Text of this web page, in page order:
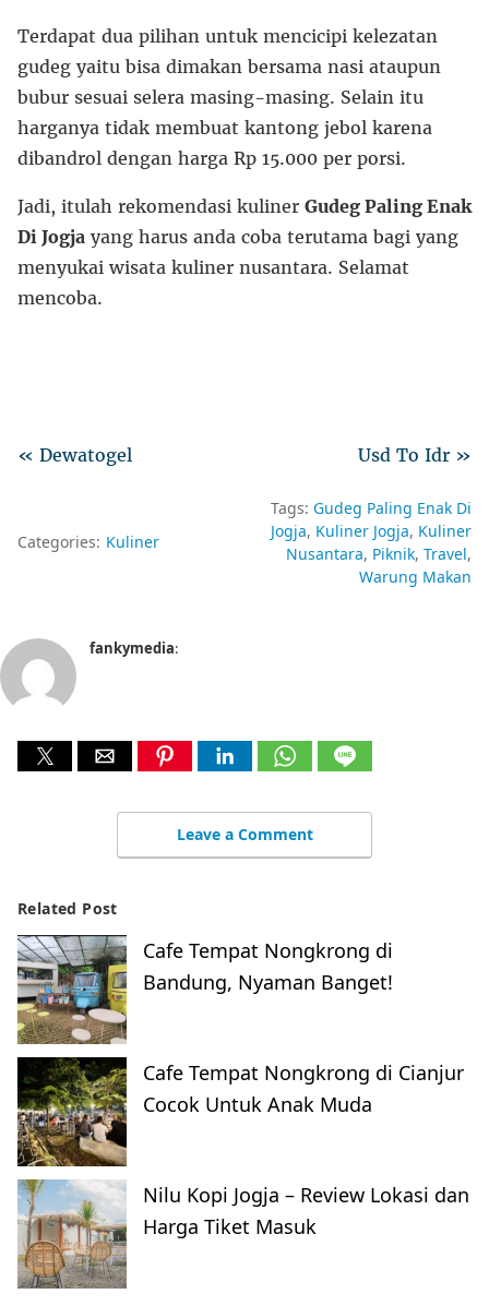
Terdapat dua pilihan untuk mencicipi kelezatan
gudeg yaitu bisa dimakan bersama nasi ataupun
bubur sesuai selera masing-masing. Selain itu
harganya tidak membuat kantong jebol karena
dibandrol dengan harga Rp 15.000 per porsi.
Jadi, itulah rekomendasi kuliner Gudeg Paling Enak
Di Jogja yang harus anda coba terutama bagi yang
menyukai wisata kuliner nusantara. Selamat
mencoba.
Usd To Idr »
« Dewatogel
Categories: Kuliner
Tags: Gudeg Paling Enak Di
Jogja Kuliner Jogja Kuliner
Nusantara Piknik Travel
Warung Makan
fankymedia:
Leave a Comment
Related Post
Cafe Tempat Nongkrong di
Bandung, Nyaman Banget!
Cafe Tempat Nongkrong di Cianjur
Cocok Untuk Anak Muda
Nilu Kopi Jogja – Review Lokasi dan
Harga Tiket Masuk